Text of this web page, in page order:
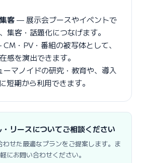
客— 展示会ブースやイベントで
集客・話題化につなげます。
・PV・番組の被写体として、
感を演出できます。
マノイドの研究・教育や、導入
短期から利用できます。
リースについてご相談ください
せた最適なプランをご提案します。ま
にお問い合わせください。